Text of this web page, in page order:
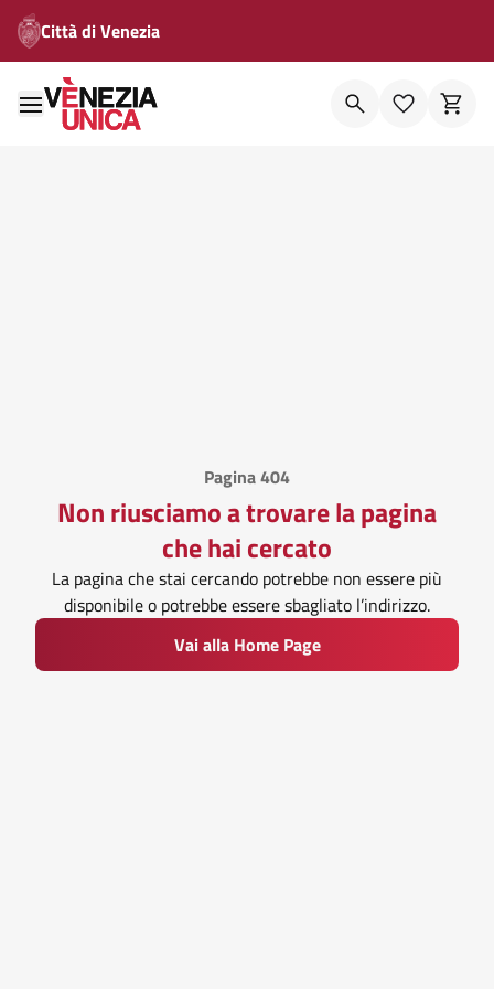
Città di Venezia
Pagina 404
Non riusciamo a trovare la pagina
che hai cercato
La pagina che stai cercando potrebbe non essere più
disponibile o potrebbe essere sbagliato l’indirizzo.
Vai alla Home Page